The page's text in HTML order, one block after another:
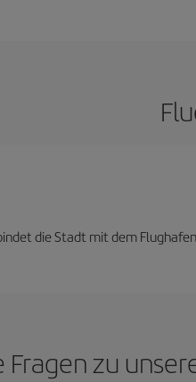
die Stadt mit dem
zu